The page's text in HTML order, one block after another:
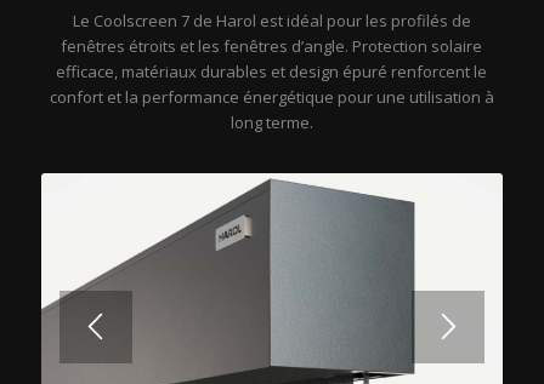
Le Coolscreen 7 de Harol est idéal pour les profilés de
fenêtres étroits et les fenêtres d’angle. Protection solaire
efficace, matériaux durables et design épuré renforcent le
confort et la performance énergétique pour une utilisation à
long terme.